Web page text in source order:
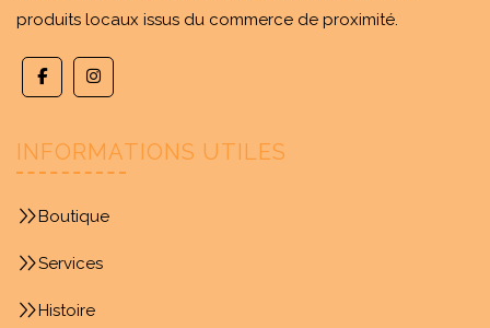
produits locaux issus du commerce de proximité.
INFORMATIONS UTILES
Boutique
Services
Histoire